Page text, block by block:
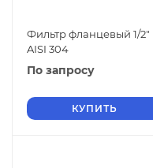
Фильтр фланцевый 1/2"
AISI 304
По запросу
КУПИТЬ